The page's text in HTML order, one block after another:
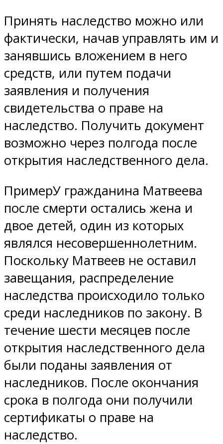
Принять наследство можно или
фактически, начав управлять им и
занявшись вложением в него
средств, или путем подачи
заявления и получения
свидетельства о праве на
наследство. Получить документ
возможно через полгода после
открытия наследственного дела.
ПримерУ гражданина Матвеева
после смерти остались жена и
двое детей, один из которых
являлся несовершеннолетним.
Поскольку Матвеев не оставил
завещания, распределение
наследства происходило только
среди наследников по закону. В
течение шести месяцев после
открытия наследственного дела
были поданы заявления от
наследников. После окончания
срока в полгода они получили
сертификаты о праве на
наследство.